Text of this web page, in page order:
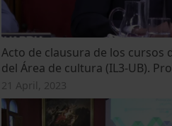
Acto de clausura de los cursos
del Área de cultura (IL3-UB).
21 April, 2023